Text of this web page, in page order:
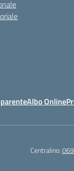
Albo Online
Centralino: